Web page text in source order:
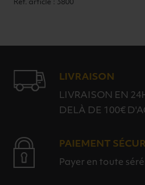
Ref. article : 3800
LIVRAISON
LIVRAISON EN
DELÀ DE 100€
PAIEMENT
Payer en toute